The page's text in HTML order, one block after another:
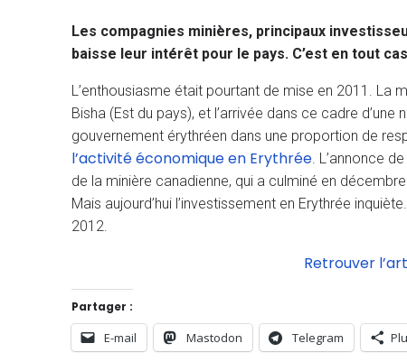
Les compagnies minières, principaux
baisse leur intérêt pour le pays. C’est en tout
L’enthousiasme était pourtant de mise en 2011. La
Bisha (Est du pays), et l’arrivée dans ce cadre
gouvernement érythréen dans une proportion de
l’activité économique en Erythrée. L’annonce
de la minière canadienne, qui a culminé en
Mais aujourd’hui l’investissement en Erythrée
2012.
Retrouver
Partager :
E-mail Mastodon Telegram